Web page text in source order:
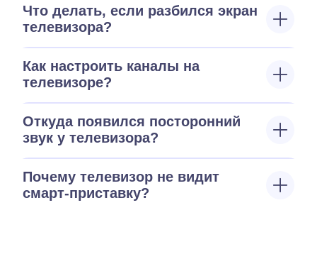
Что делать, если разбился экран
телевизора?
Как настроить каналы на
телевизоре?
Откуда появился посторонний
звук у телевизора?
Почему телевизор не видит
смарт-приставку?